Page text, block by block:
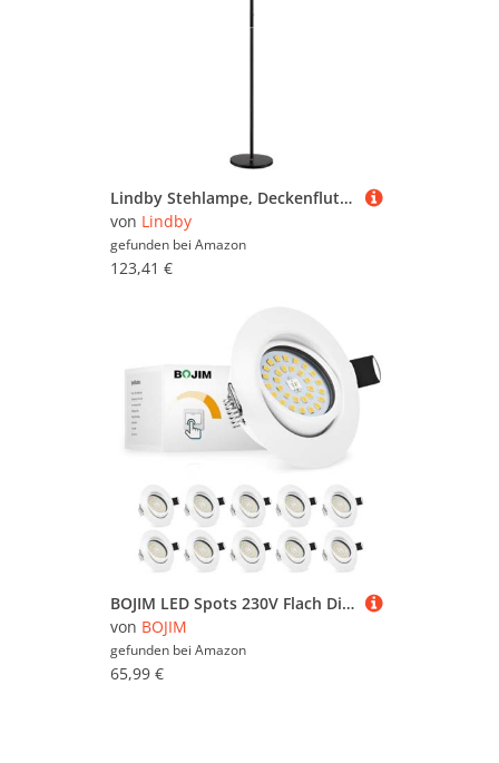
vergleichen Sie. Um gezielter zu suchen, können
Sie die Dimmbare Deckenstrahler mit Hilfe der
umsehen. Viel Spaß beim Stöbern und
Lindby Stehlampe, Deckenfluter dimmbar Metall schwarz, Standleuchte 45° neigbarer Leuchtkopf, Standlampe, Lampe Wohnzimmer, Schlafzimmerlampe, Stehleuchte
von Lindby
gefunden bei Amazon
123,41 €
BOJIM LED Spots 230V Flach Dimmbar, Einbaustrahler LED Warmweiß 5.5W 68mm - 80mm Lochmass, Deckenspots Deckenstrahler Schwenkbar für Küche Wohnzimmer Badezimmer, 10er Set
von BOJIM
gefunden bei Amazon
65,99 €